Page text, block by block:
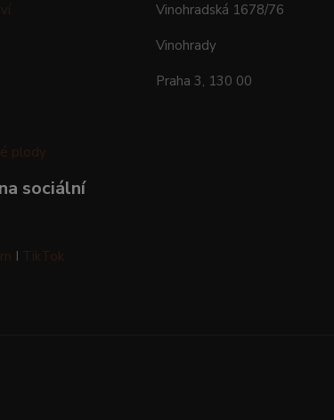
plody
sociální
I TikTok
Vinohradská 1678/76
Vinohrady
Praha 3, 130 00